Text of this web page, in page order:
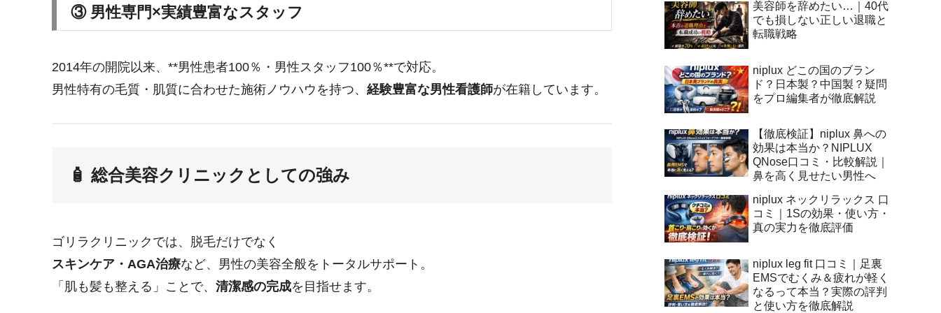
③ 男性専門×実績豊富なスタッフ
2014年の開院以来、**男性患者100％・男性スタッフ100％**で対応。
男性特有の毛質・肌質に合わせた施術ノウハウを持つ、 経験豊富な男性看護師が在籍しています。
🧴 総合美容クリニックとしての強み
ゴリラクリニックでは、脱毛だけでなく
スキンケア・AGA治療など、男性の美容全般をトータルサポート。
「肌も髪も整える」ことで、 清潔感の完成を目指せます。
美容師を辞めたい…｜40代
でも損しない正しい退職と
転職戦略
niplux どこの国のブラン
ド？日本製？中国製？疑問
をプロ編集者が徹底解説
【徹底検証】niplux 鼻への
効果は本当か？NIPLUX
QNose口コミ・比較解説｜
鼻を高く見せたい男性へ
niplux ネックリラックス 口
コミ｜1Sの効果・使い方・
真の実力を徹底評価
niplux leg fit 口コミ｜足裏
EMSでむくみ＆疲れが軽く
なるって本当？実際の評判
と使い方を徹底解説